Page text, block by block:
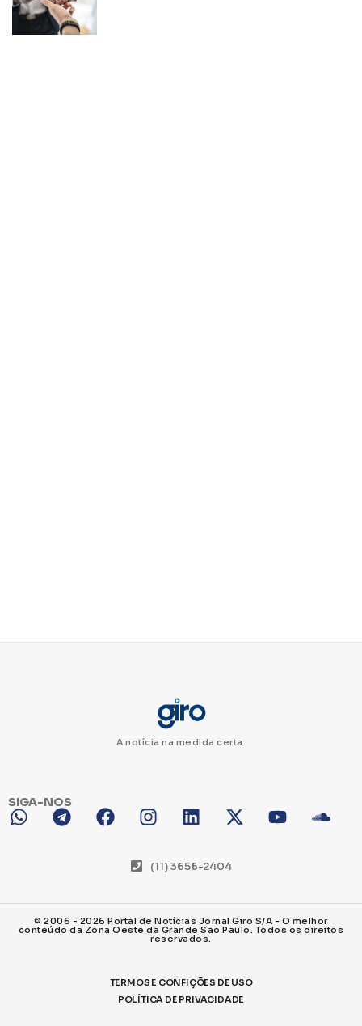
A notícia na medida certa.
SIGA-NOS
(11) 3656-2404
© 2006 - 2026 Portal de Notícias Jornal Giro S/A - O melhor
conteúdo da Zona Oeste da Grande São Paulo. Todos os direitos
reservados.
TERMOS E CONFIÇÕES DE USO
POLÍTICA DE PRIVACIDADE